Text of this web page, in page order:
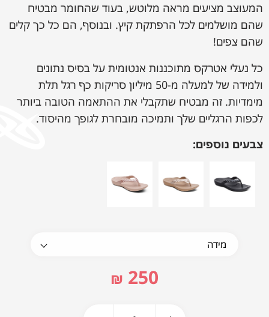
המעוצב מציעים מראה מלוטש, בעוד שהחומר מבטיח
שהם מושלמים לכל הרפתקת קיץ. ובנוסף, הם כל כך קלים
שהם צפים!
כל נעלי אטרקס מתוכננות אנטומית על בסיס נתונים
ולמידה של למעלה מ-50 מיליון סריקות כף רגל תלת
מימדיות. זה מבטיח שתקבלי את ההתאמה הטובה ביותר
לכפות הרגליים שלך ותמיכה מובחרת לגופך מהיסוד.
צבעים נוספים:
250
₪